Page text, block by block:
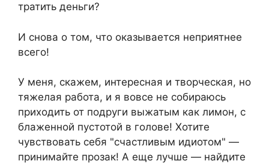
тратить деньги?
И снова о том, что оказывается неприятнее
всего!
У меня, скажем, интересная и творческая, но
тяжелая работа, и я вовсе не собираюсь
приходить от подруги выжатым как лимон, с
блаженной пустотой в голове! Хотите
чувствовать себя "счастливым идиотом" —
принимайте прозак! А еще лучше — найдите